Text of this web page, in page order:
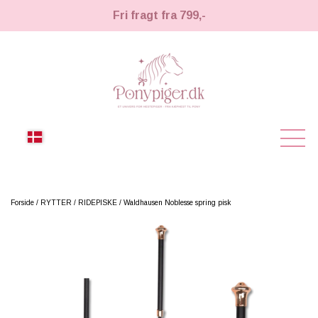
Fri fragt fra 799,-
NYHEDER
KÆPHESTE
Forside RYTTER RIDEPISKE Waldhausen Noblesse spring pisk